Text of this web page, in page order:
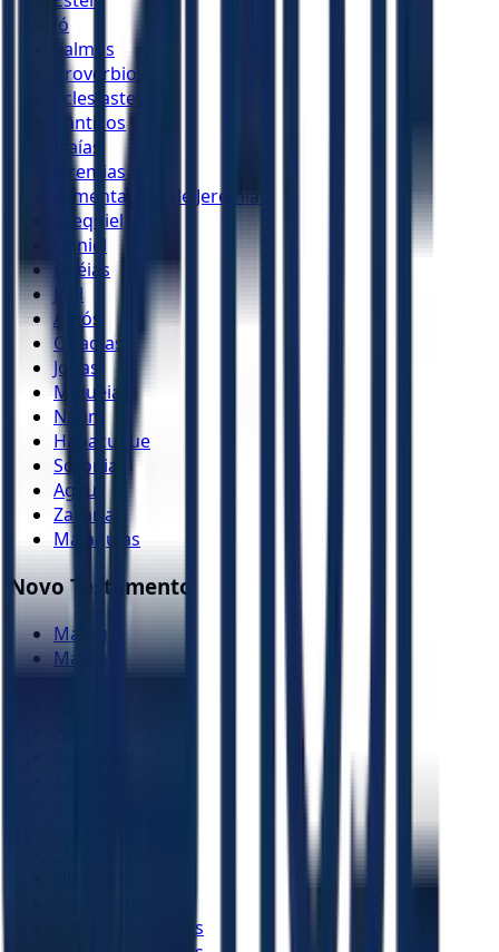
Jó
Salmos
Provérbios
Eclesiastes
Cânticos
Isaías
Jeremias
Lamentações de Jeremias
Ezequiel
Daniel
Oséias
Joel
Amós
Obadias
Jonas
Miquéias
Naum
Habacuque
Sofonias
Ageu
Zacarias
Malaquias
Novo Testamento
Mateus
Marcos
1 Tessalonicenses